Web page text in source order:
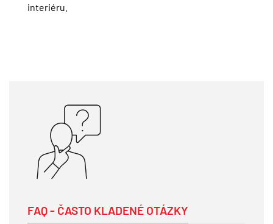
interiéru.
FAQ - ČASTO KLADENÉ OTÁZKY